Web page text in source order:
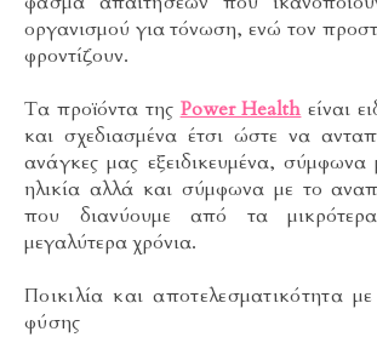
οργανισμού για τόνωση, ενώ τον
φροντίζουν.
Τα προϊόντα της Power Health είναι
και σχεδιασμένα έτσι ώστε να
ανάγκες μας εξειδικευμένα,
ηλικία αλλά και σύμφωνα με το
που διανύουμε από τα
μεγαλύτερα χρόνια.
Ποικιλία και αποτελεσματικότητα
φύσης